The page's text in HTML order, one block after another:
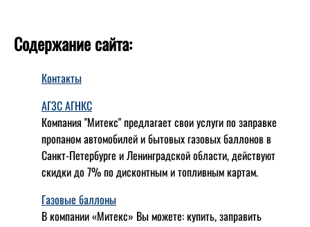
Содержание сайта:
Контакты
АГЗС АГНКС
Компания "Митекс" предлагает свои услуги по заправке
пропаном автомобилей и бытовых газовых баллонов в
Санкт-Петербурге и Ленинградской области, действуют
скидки до 7% по дисконтным и топливным картам.
Газовые баллоны
В компании «Митекс» Вы можете: купить, заправить